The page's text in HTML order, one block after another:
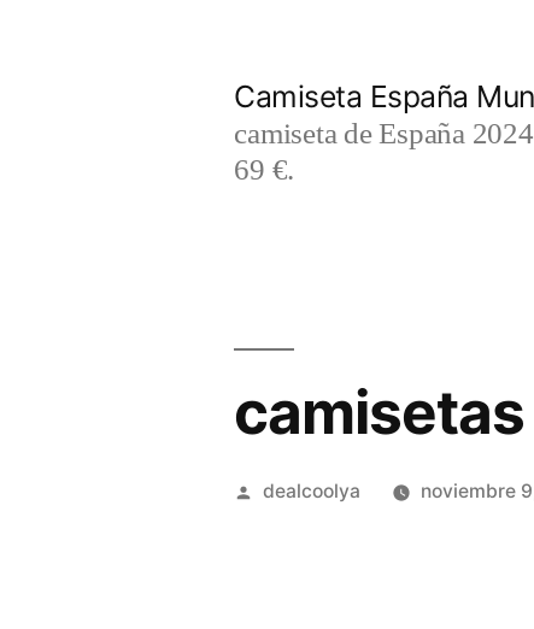
Camiseta España
camiseta de España
69 €.
Publicado
dealcoolya noviembre